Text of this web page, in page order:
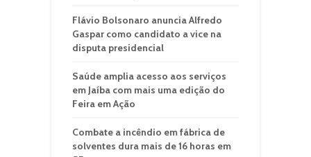
Flávio Bolsonaro anuncia Alfredo
Gaspar como candidato a vice na
disputa presidencial
Saúde amplia acesso aos serviços
em Jaíba com mais uma edição do
Feira em Ação
Combate a incêndio em fábrica de
solventes dura mais de 16 horas em